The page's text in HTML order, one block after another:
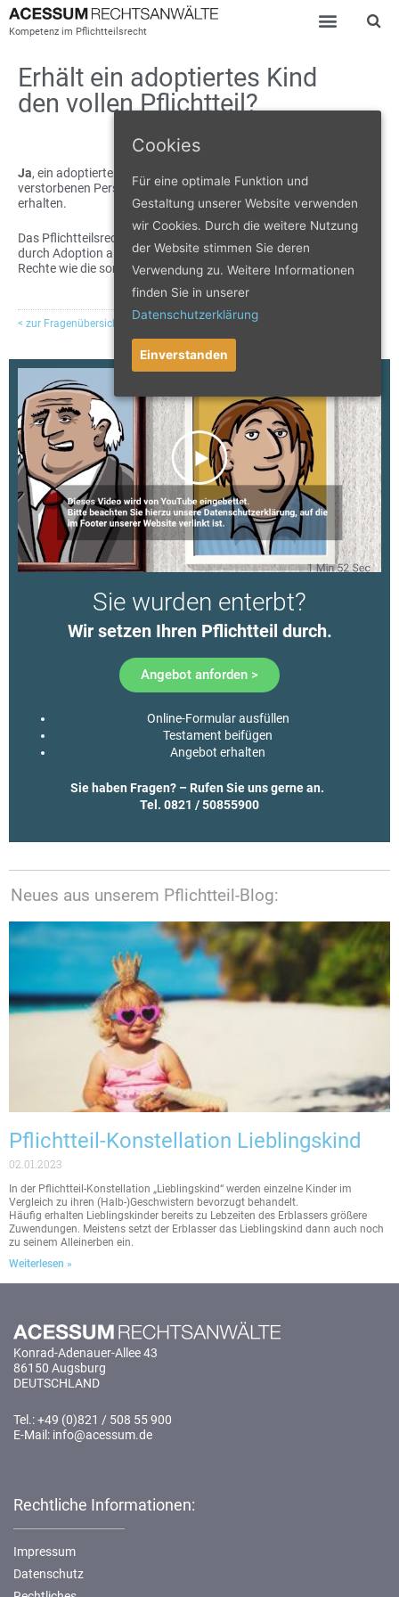
Kompetenz im Pflichtteilsrecht
Erhält ein adoptiertes Kind
den vollen Pflichtteil?
Ja, ein adoptiertes Kind wird wie ein leibliches Kind der
verstorbenen Person behandelt und kann den vollen Pflichtteil
erhalten.
Das Pflichtteilsrecht unterscheidet hier nicht. Wurde ein Kind
durch Adoption als Kind angenommen, hat es die gleichen
Rechte wie die sonstige Kinder.
< zur Fragenübersicht
Sie wurden enterbt?
Wir setzen Ihren Pflichtteil durch.​
Angebot anforden >
Online-Formular ausfüllen
Testament beifügen
Angebot erhalten
Sie haben Fragen? – Rufen Sie uns gerne an.
Tel. 0821 / 50855900
Neues aus unserem Pflichtteil-Blog:
Pflichtteil-Konstellation Lieblingskind
02.01.2023
In der Pflichtteil-Konstellation „Lieblingskind“ werden einzelne Kinder im
Vergleich zu ihren (Halb-)Geschwistern bevorzugt behandelt.
Häufig erhalten Lieblingskinder bereits zu Lebzeiten des Erblassers größere
Zuwendungen. Meistens setzt der Erblasser das Lieblingskind dann auch noch
zu seinem Alleinerben ein.
Weiterlesen »
Konrad-Adenauer-Allee 43
86150 Augsburg
DEUTSCHLAND
Tel.: +49 (0)821 / 508 55 900
E-Mail: info@acessum.de
Rechtliche Informationen:
Impressum
Datenschutz
Cookies
Für eine optimale Funktion und
Gestaltung unserer Website verwenden
wir Cookies. Durch die weitere Nutzung
der Website stimmen Sie deren
Verwendung zu. Weitere Informationen
finden Sie in unserer
Datenschutzerklärung
Einverstanden